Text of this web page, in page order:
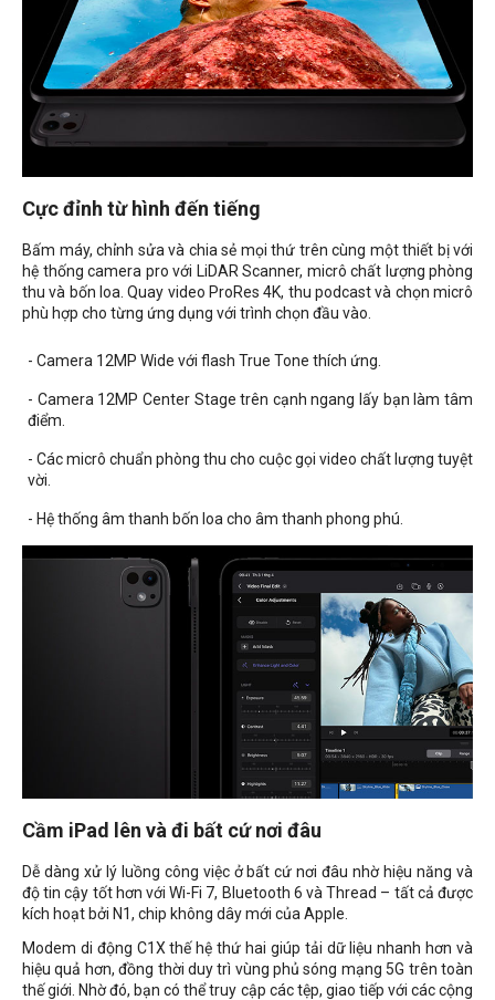
Cực đỉnh từ hình đến tiếng
Bấm máy, chỉnh sửa và chia sẻ mọi thứ trên cùng một thiết bị với
hệ thống camera pro với LiDAR Scanner, micrô chất lượng phòng
thu và bốn loa. Quay video ProRes 4K, thu podcast và chọn micrô
phù hợp cho từng ứng dụng với trình chọn đầu vào.
- Camera 12MP Wide với flash True Tone thích ứng.
- Camera 12MP Center Stage trên cạnh ngang lấy bạn làm tâm
điểm.
- Các micrô chuẩn phòng thu cho cuộc gọi video chất lượng tuyệt
vời.
- Hệ thống âm thanh bốn loa cho âm thanh phong phú.
Cầm iPad lên và đi bất cứ nơi đâu
Dễ dàng xử lý luồng công việc ở bất cứ nơi đâu nhờ hiệu năng và
độ tin cậy tốt hơn với Wi-Fi 7, Bluetooth 6 và Thread – tất cả được
kích hoạt bởi N1, chip không dây mới của Apple.
Modem di động C1X thế hệ thứ hai giúp tải dữ liệu nhanh hơn và
hiệu quả hơn, đồng thời duy trì vùng phủ sóng mạng 5G trên toàn
thế giới. Nhờ đó, bạn có thể truy cập các tệp, giao tiếp với các cộng